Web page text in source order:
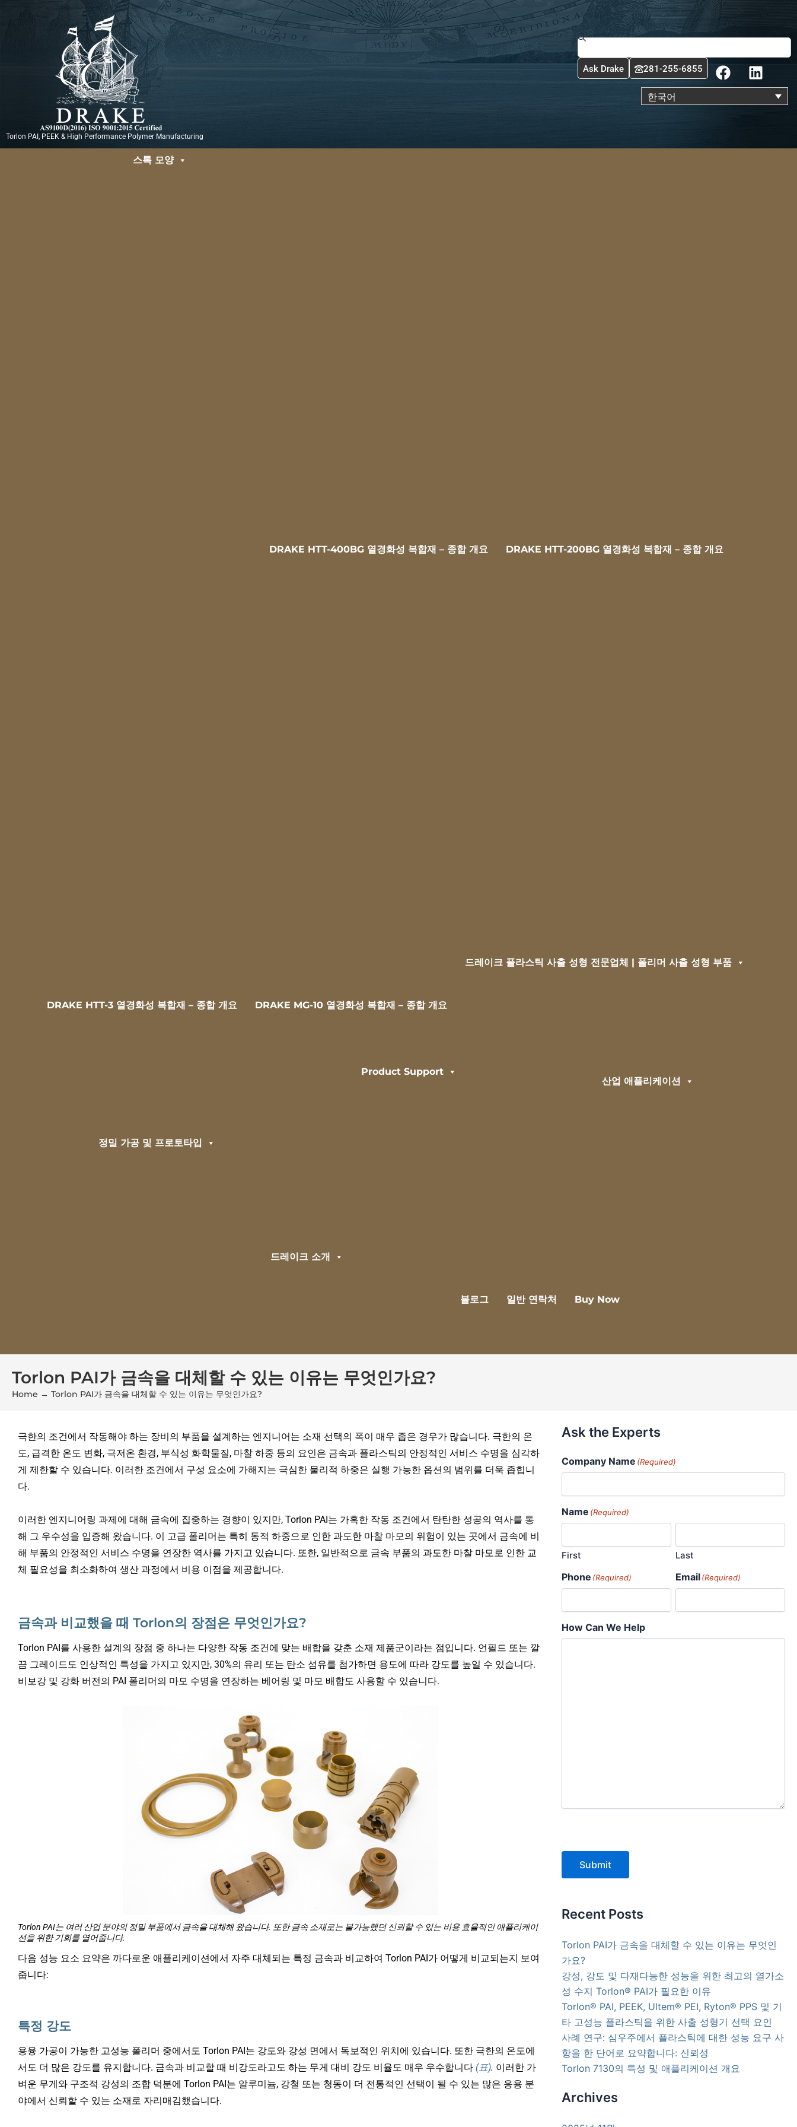
Torlon PAI, PEEK & High Performance Polymer Manufacturing
Search
Ask Drake 281-255-6855
F
a
c
e
o
L
i
n
k
i
한국어
스톡 모양
DRAKE HTT-400BG 열경화성 복합재 – 종합 개요 DRAKE HTT-200BG 열경화성 복합재 – 종합 개요
DRAKE HTT-3 열경화성 복합재 – 종합 개요 DRAKE MG-10 열경화성 복합재 – 종합 개요
드레이크 플라스틱 사출 성형 전문업체 | 폴리머 사출 성형 부품
정밀 가공 및 프로토타입
Product Support
산업 애플리케이션
드레이크 소개
블로그 일반 연락처 Buy Now
Torlon PAI가 금속을 대체할 수 있는 이유는 무엇인가요?
Home → Torlon PAI가 금속을 대체할 수 있는 이유는 무엇인가요?
극한의 조건에서 작동해야 하는 장비의 부품을 설계하는 엔지니어는 소재 선택의 폭이 매우 좁은 경우가 많습니다. 극한의 온
도, 급격한 온도 변화, 극저온 환경, 부식성 화학물질, 마찰 하중 등의 요인은 금속과 플라스틱의 안정적인 서비스 수명을 심각하
게 제한할 수 있습니다. 이러한 조건에서 구성 요소에 가해지는 극심한 물리적 하중은 실행 가능한 옵션의 범위를 더욱 좁힙니
다.
이러한 엔지니어링 과제에 대해 금속에 집중하는 경향이 있지만, Torlon PAI는 가혹한 작동 조건에서 탄탄한 성공의 역사를 통
해 그 우수성을 입증해 왔습니다. 이 고급 폴리머는 특히 동적 하중으로 인한 과도한 마찰 마모의 위험이 있는 곳에서 금속에 비
해 부품의 안정적인 서비스 수명을 연장한 역사를 가지고 있습니다. 또한, 일반적으로 금속 부품의 과도한 마찰 마모로 인한 교
체 필요성을 최소화하여 생산 과정에서 비용 이점을 제공합니다.
금속과 비교했을 때 Torlon의 장점은 무엇인가요?
Torlon PAI를 사용한 설계의 장점 중 하나는 다양한 작동 조건에 맞는 배합을 갖춘 소재 제품군이라는 점입니다. 언필드 또는 깔
끔 그레이드도 인상적인 특성을 가지고 있지만, 30%의 유리 또는 탄소 섬유를 첨가하면 용도에 따라 강도를 높일 수 있습니다.
비보강 및 강화 버전의 PAI 폴리머의 마모 수명을 연장하는 베어링 및 마모 배합도 사용할 수 있습니다.
Torlon PAI는 여러 산업 분야의 정밀 부품에서 금속을 대체해 왔습니다. 또한 금속 소재로는 불가능했던 신뢰할 수 있는 비용 효율적인 애플리케이
션을 위한 기회를 열어줍니다.
다음 성능 요소 요약은 까다로운 애플리케이션에서 자주 대체되는 특정 금속과 비교하여 Torlon PAI가 어떻게 비교되는지 보여
줍니다:
특정 강도
용융 가공이 가능한 고성능 폴리머 중에서도 Torlon PAI는 강도와 강성 면에서 독보적인 위치에 있습니다. 또한 극한의 온도에
서도 더 많은 강도를 유지합니다. 금속과 비교할 때 비강도라고도 하는 무게 대비 강도 비율도 매우 우수합니다 (표). 이러한 가
벼운 무게와 구조적 강성의 조합 덕분에 Torlon PAI는 알루미늄, 강철 또는 청동이 더 전통적인 선택이 될 수 있는 많은 응용 분
야에서 신뢰할 수 있는 소재로 자리매김했습니다.
Ask the Experts
Company Name (Required)
Name (Required)
First Last
Phone (Required) Email(Required)
How Can We Help
Submit
Recent Posts
Torlon PAI가 금속을 대체할 수 있는 이유는 무엇인
가요?
강성, 강도 및 다재다능한 성능을 위한 최고의 열가소
성 수지 Torlon® PAI가 필요한 이유
Torlon® PAI, PEEK, Ultem® PEI, Ryton® PPS 및 기
타 고성능 플라스틱을 위한 사출 성형기 선택 요인
사례 연구: 심우주에서 플라스틱에 대한 성능 요구 사
항을 한 단어로 요약합니다: 신뢰성
Torlon 7130의 특성 및 애플리케이션 개요
Archives